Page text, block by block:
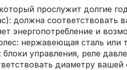
прослужит долгие
должна соответствовать
энергопотребление и
нержавеющая сталь
управления, реле
диаметру